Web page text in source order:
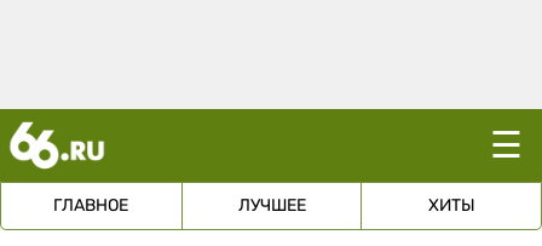
☰
ГЛАВНОЕ ЛУЧШЕЕ ХИТЫ